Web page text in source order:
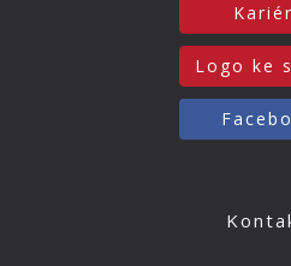
Logo ke